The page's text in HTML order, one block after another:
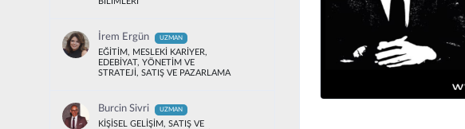
İrem Ergün UZMAN
EĞİTİM, MESLEKİ KARİYER,
EDEBİYAT, YÖNETİM VE
STRATEJİ, SATIŞ VE PAZARLAMA
Burcin Sivri UZMAN
KİŞİSEL GELİŞİM, SATIŞ VE